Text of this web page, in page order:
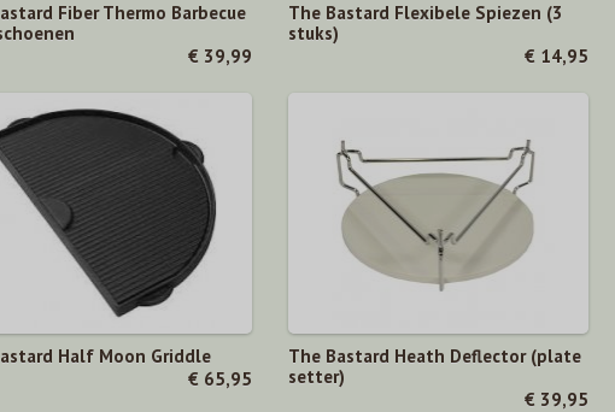
Fiber Thermo Barbecue
€ 39,99
The Bastard Flexibele Spiezen (3
stuks)
€ 14,95
Half Moon Griddle
€ 65,95
The Bastard Heath Deflector (plate
setter)
€ 39,95